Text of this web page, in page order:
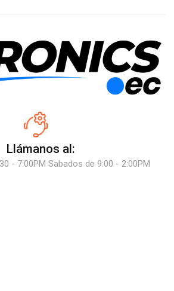
Llámanos al:
- 7:00PM Sabados de 9:00 - 2:00PM